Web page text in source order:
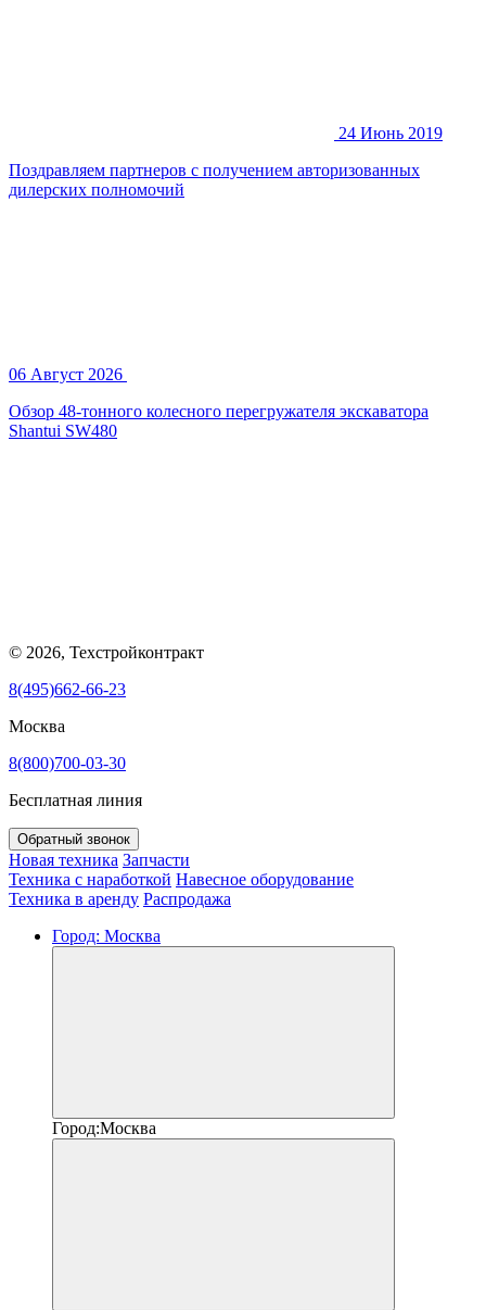
24 Июнь 2019
Поздравляем партнеров с получением авторизованных
дилерских полномочий
06 Август 2026
Обзор 48-тонного колесного перегружателя экскаватора
Shantui SW480
© 2026, Техстройконтракт
8(495)662-66-23
Москва
8(800)700-03-30
Бесплатная линия
Обратный звонок
Новая техника Запчасти
Техника с наработкой Навесное оборудование
Техника в аренду Распродажа
Город: Москва
Город:Москва